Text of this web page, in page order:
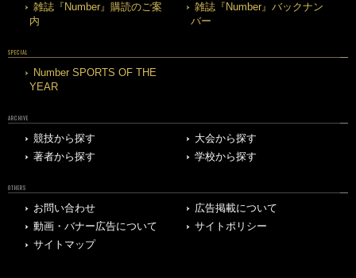
雑誌『Number』購読のご案
内
雑誌『Number』バックナン
バー
SPECIAL
Number SPORTS OF THE
YEAR
ARCHIVE
競技から探す
大会から探す
著者から探す
学校から探す
OTHERS
お問い合わせ
広告掲載について
動画・バナー広告について
サイトポリシー
サイトマップ